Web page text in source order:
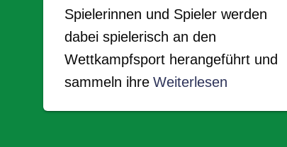
Spielerinnen und Spieler werden
dabei spielerisch an den
Wettkampfsport herangeführt und
sammeln ihre Weiterlesen